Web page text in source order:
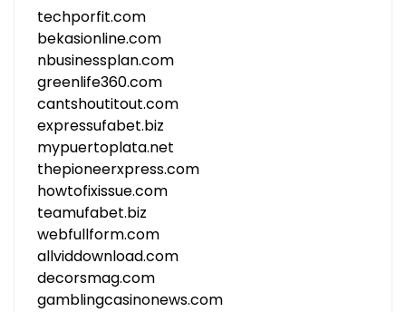
techporfit.com
bekasionline.com
nbusinessplan.com
greenlife360.com
cantshoutitout.com
expressufabet.biz
mypuertoplata.net
thepioneerxpress.com
howtofixissue.com
teamufabet.biz
webfullform.com
allviddownload.com
decorsmag.com
gamblingcasinonews.com